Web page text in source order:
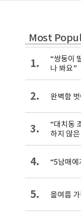
Most
1.
“쌍둥이
나 봐요”
2. 완벽함
3.
“대치동
하지 않
4. “5남매에
5. 올여름